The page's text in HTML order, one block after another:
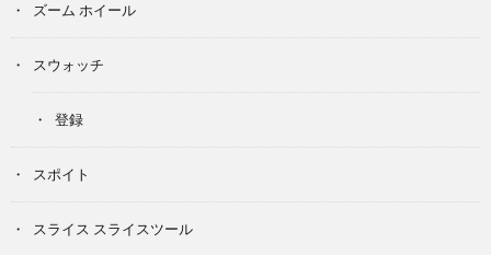
ズーム ホイール
スウォッチ
登録
スポイト
スライス スライスツール